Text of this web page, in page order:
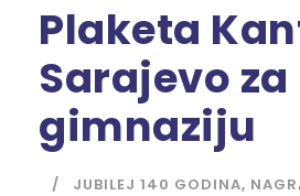
Plaketa
Sarajevo za
gimnaziju
JUBILEJ 140 GODINA,